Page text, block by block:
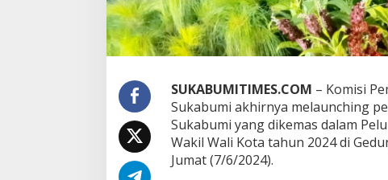
u
n
c
u
k
a
n
P
e
m
SUKABUMITIMES.COM – Komisi
Sukabumi akhirnya melaunching
Sukabumi yang dikemas dalam
Wakil Wali Kota tahun 2024 di
Jumat (7/6/2024).